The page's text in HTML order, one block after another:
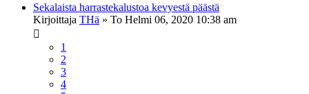
Sekalaista harrastekalustoa kevyestä päästä
Kirjoittaja THä » To Helmi 06, 2020 10:38 am
1
2
3
4